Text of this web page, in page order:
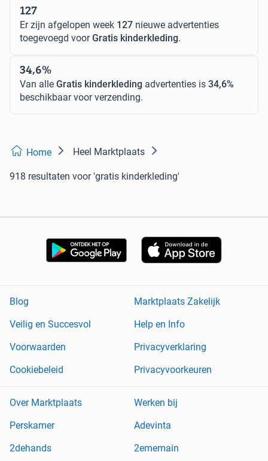
127
Er zijn afgelopen week 127 nieuwe advertenties
toegevoegd voorGratis kinderkleding.
34,6%
Van alle Gratis kinderkleding advertenties is 34,6%
beschikbaar voor verzending.
Home Heel Marktplaats
918 resultaten voor 'gratis kinderkleding'
Blog
Marktplaats Zakelijk
Veilig en Succesvol
Help en Info
Voorwaarden
Privacyverklaring
Cookiebeleid
Privacyvoorkeuren
Over Marktplaats
Werken bij
Perskamer
Adevinta
2dehands
2ememain